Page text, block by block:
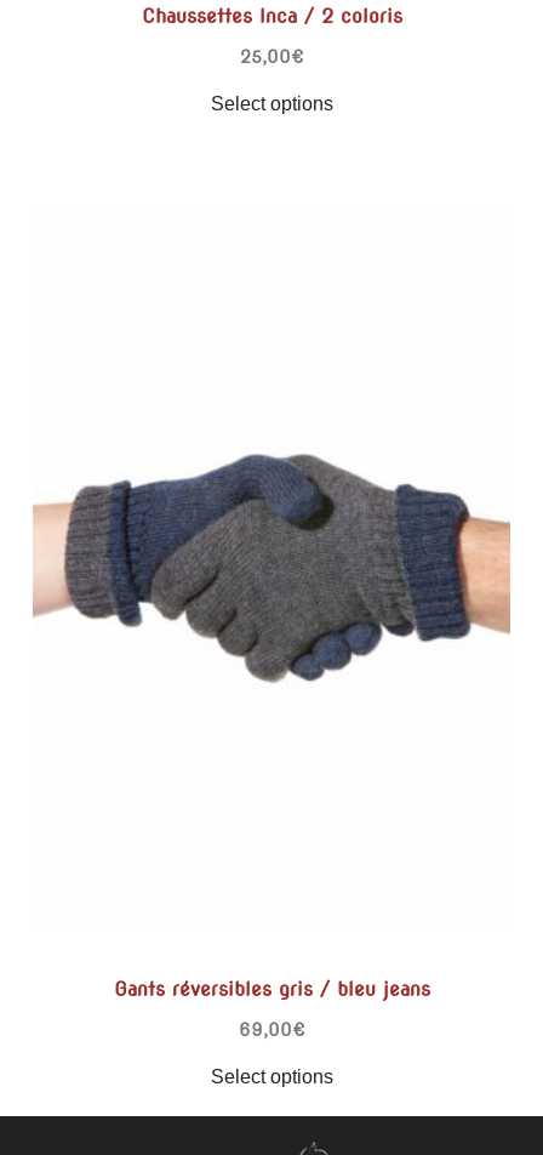
Chaussettes Inca / 2 coloris
25,00€
Select options
Gants réversibles gris / bleu jeans
69,00€
Select options